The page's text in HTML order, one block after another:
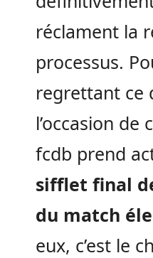
réclament la
processus.
regrettant ce
l’occasion de
fcdb prend
sifflet final
du match
eux, c’est le